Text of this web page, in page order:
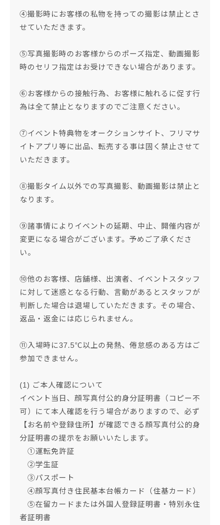
④撮影時にお客様の私物を持っての撮影は禁止とさ
せていただきます。
⑤写真撮影時のお客様からのポーズ指定、動画撮影
時のセリフ指定はお受けできない場合があります。
⑥お客様からの接触行為、お客様に触れるに促す行
為は全て禁止となりますのでご注意ください。
⑦イベント特典物をオークションサイト、フリマサ
イトアプリ等に出品、転売する事は固く禁止させて
いただきます。
⑧撮影タイム以外での写真撮影、動画撮影は禁止と
なります。
⑨諸事情によりイベントの延期、中止、開催内容が
変更になる場合がございます。予めご了承くださ
い。
⑩他のお客様、店舗様、出演者、イベントスタッフ
に対して迷惑となる行動、言動があるとスタッフが
判断した場合は退場していただきます。その場合、
返品・返金には応じられません。
⑪入場時に37.5℃以上の発熱、倦怠感のある方はご
参加できません。
(1) ご本人確認について
イベント当日、顔写真付公的身分証明書（コピー不
可）にて本人確認を行う場合がありますので、必ず
【お名前や登録住所】が確認できる顔写真付公的身
分証明書の提示をお願いいたします。
①運転免許証
②学生証
③パスポート
④顔写真付き住民基本台帳カード（住基カード）
⑤在留カードまたは外国人登録証明書・特別永住
者証明書